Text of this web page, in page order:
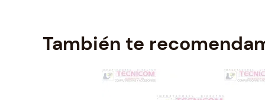
También te